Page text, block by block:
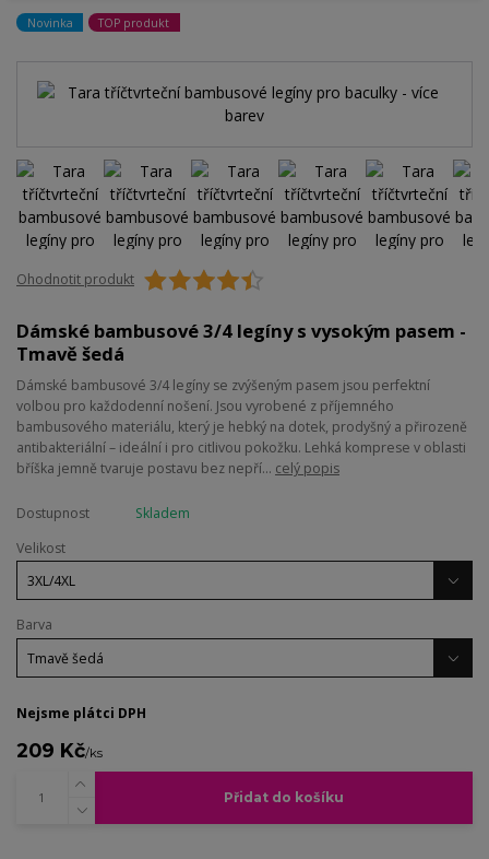
Novinka TOP produkt
Ohodnotit produkt
Dámské bambusové 3/4 legíny s vysokým pasem -
Tmavě šedá
Dámské bambusové 3/4 legíny se zvýšeným pasem jsou perfektní
volbou pro každodenní nošení. Jsou vyrobené z příjemného
bambusového materiálu, který je hebký na dotek, prodyšný a přirozeně
antibakteriální – ideální i pro citlivou pokožku. Lehká komprese v oblasti
bříška jemně tvaruje postavu bez nepří... celý popis
Dostupnost
Skladem
Velikost
Barva
Nejsme plátci DPH
209 Kč/ks
Přidat do košíku